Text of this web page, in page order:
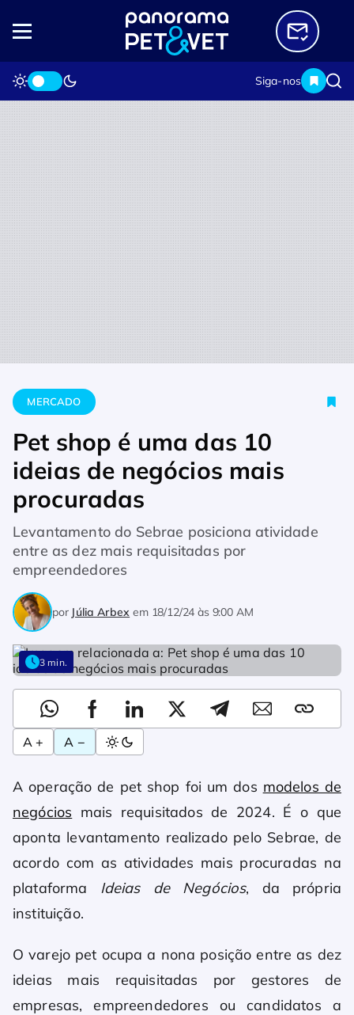
Siga-nos
Home Mercado Pet shop é uma das 10 ideias de negócios
MERCADO
Pet shop é uma das 10
ideias de negócios mais
procuradas
Levantamento do Sebrae posiciona atividade
entre as dez mais requisitadas por
empreendedores
por Júlia Arbex em 18/12/24 às 9:00 AM
3 min.
A + A −
A operação de pet shop foi um dos modelos de
negócios mais requisitados de 2024. É o que
aponta levantamento realizado pelo Sebrae, de
acordo com as atividades mais procuradas na
plataforma Ideias de Negócios, da própria
instituição.
O varejo pet ocupa a nona posição entre as dez
ideias mais requisitadas por gestores de
empresas, empreendedores ou candidatos a